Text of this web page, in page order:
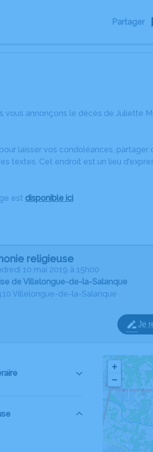
Partager
vous annonçons le décès de Juliette
laisser vos condoléances,
textes. Cet endroit est un lieu
est disponible ici.
religieuse
10 mai 2019 à 15h00
de Villelongue-de-la-Salanque
Villelongue-de-la-Salanque
Je
+
−